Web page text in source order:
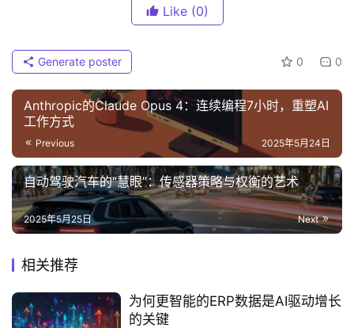
Like (0)
0 0
Generate poster
Anthropic的Claude Opus 4：连续编程7小时，重塑AI
工作方式
Previous 2025年5月24日
自动驾驶汽车的“慧眼”：传感器策略与权衡的艺术
Next
2025年5月25日
相关推荐
为何更智能的ERP数据是AI驱动增长
的关键